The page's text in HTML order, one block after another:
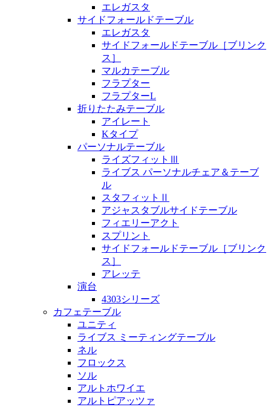
エレガスタ
サイドフォールドテーブル
エレガスタ
サイドフォールドテーブル［ブリンク
ス］
マルカテーブル
フラプター
フラプターL
折りたたみテーブル
アイレート
Kタイプ
パーソナルテーブル
ライズフィットⅢ
ライブス パーソナルチェア＆テーブ
ル
スタフィットⅡ
アジャスタブルサイドテーブル
フィエリーアクト
スプリント
サイドフォールドテーブル［ブリンク
ス］
アレッテ
演台
4303シリーズ
カフェテーブル
ユニティ
ライブス ミーティングテーブル
ネル
フロックス
ソル
アルトホワイエ
アルトピアッツァ